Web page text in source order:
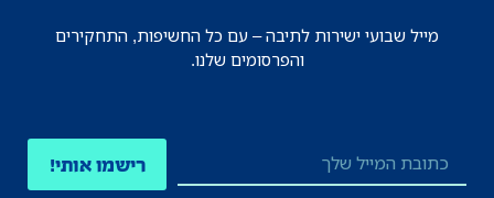
מייל שבועי ישירות לתיבה – עם כל החשיפות, התחקירים
והפרסומים שלנו.
רישמו אותי!